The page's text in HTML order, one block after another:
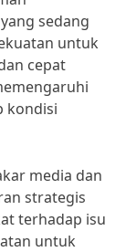
sedang
untuk
cepat
kondisi
media dan
strategis
terhadap isu
untuk